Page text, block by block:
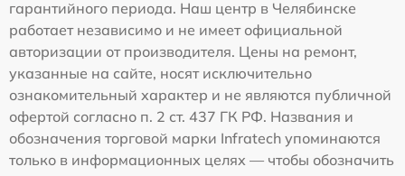
гарантийного периода. Наш центр в Челябинске
работает независимо и не имеет официальной
авторизации от производителя. Цены на ремонт,
указанные на сайте, носят исключительно
ознакомительный характер и не являются публичной
офертой согласно п. 2 ст. 437 ГК РФ. Названия и
обозначения торговой марки Infratech упоминаются
только в информационных целях — чтобы обозначить